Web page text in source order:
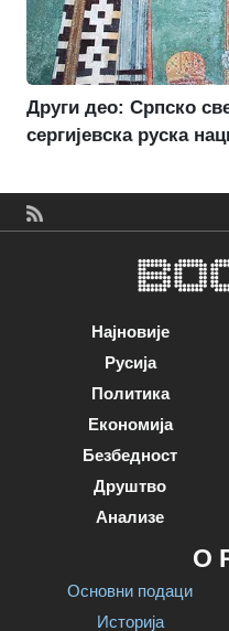
Други део: Српско
сергијевска руска
Најновије
Русија
Политика
Економија
Безбедност
Друштво
Анализе
О
Основни подаци
Историја